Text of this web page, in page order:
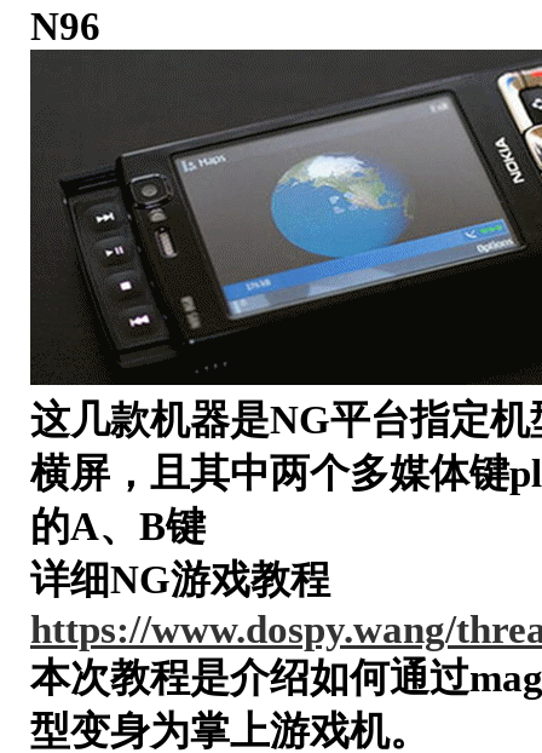
N96
这几款机器是NG平台指定
横屏，且其中两个多媒体键
的A、B键
详细NG游戏教程
https://www.dospy.wang/
本次教程是介绍如何通过
型变身为掌上游戏机。